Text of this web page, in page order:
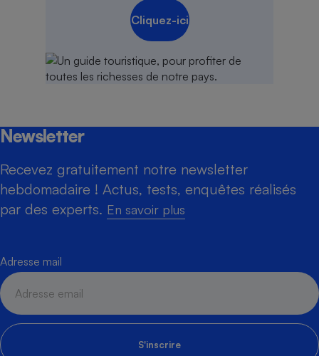
Cliquez-ici
Newsletter
Recevez gratuitement notre newsletter
hebdomadaire ! Actus, tests, enquêtes réalisés
par des experts. En savoir plus
Adresse mail
S'inscrire